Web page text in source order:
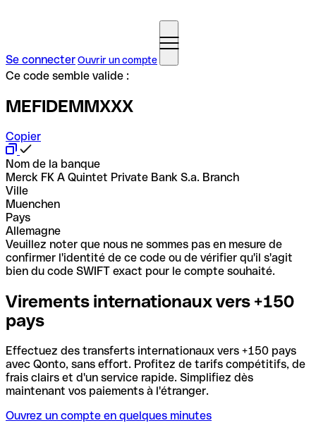
Se connecterOuvrir un compte
Ce code semble valide :
MEFIDEMMXXX
Copier
Nom de la banque
Merck FK A Quintet Private Bank S.a. Branch
Ville
Muenchen
Pays
Allemagne
Veuillez noter que nous ne sommes pas en mesure de
confirmer l'identité de ce code ou de vérifier qu'il s'agit
bien du code SWIFT exact pour le compte souhaité.
Virements internationaux vers +150
pays
Effectuez des transferts internationaux vers +150 pays
avec Qonto, sans effort. Profitez de tarifs compétitifs, de
frais clairs et d'un service rapide. Simplifiez dès
maintenant vos paiements à l'étranger.
Ouvrez un compte en quelques minutes